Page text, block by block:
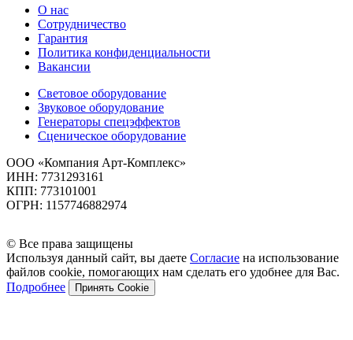
О нас
Сотрудничество
Гарантия
Политика конфиденциальности
Вакансии
Световое оборудование
Звуковое оборудование
Генераторы спецэффектов
Сценическое оборудование
ООО «Компания Арт-Комплекс»
ИНН: 7731293161
КПП: 773101001
ОГРН: 1157746882974
© Все права защищены
Используя данный сайт, вы даете Согласие на использование
файлов cookie, помогающих нам сделать его удобнее для Вас.
Подробнее
Принять Cookie